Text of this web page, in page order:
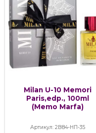
Milan U-10 Memori
Paris,edp., 100ml
(Memo Marfa)
Артикул: 2В84-НП-35